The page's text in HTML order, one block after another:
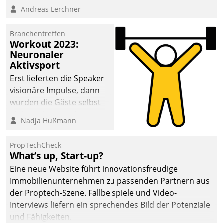
Andreas Lerchner
Branchentreffen
Workout 2023:
Neuronaler
Aktivsport
Erst lieferten die Speaker
visionäre Impulse, dann
wurden die Gäste selbst
methodisch
Quartier. Dazwischen
zeigte Datatrain, was es
Neues zu bieten hat.
Nadja Hußmann
PropTechCheck
What’s up, Start-up?
Eine neue Website führt innovationsfreudige
Immobilienunternehmen zu passenden Partnern aus
der Proptech-Szene. Fallbeispiele und Video-
Interviews liefern ein sprechendes Bild der Potenziale
und Fähigkeiten.